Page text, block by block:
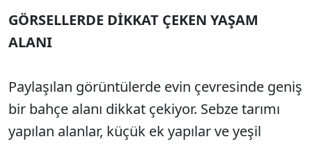
GÖRSELLERDE DİKKAT ÇEKEN YAŞAM
ALANI
Paylaşılan görüntülerde evin çevresinde geniş
bir bahçe alanı dikkat çekiyor. Sebze tarımı
yapılan alanlar, küçük ek yapılar ve yeşil